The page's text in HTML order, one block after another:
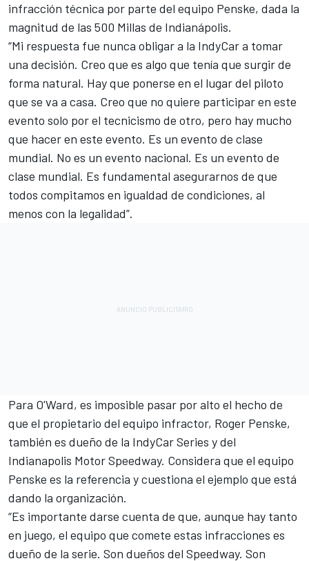
infracción técnica por parte del equipo Penske, dada la
magnitud de las 500 Millas de Indianápolis.
“Mi respuesta fue nunca obligar a la IndyCar a tomar
una decisión. Creo que es algo que tenía que surgir de
forma natural. Hay que ponerse en el lugar del piloto
que se va a casa. Creo que no quiere participar en este
evento solo por el tecnicismo de otro, pero hay mucho
que hacer en este evento. Es un evento de clase
mundial. No es un evento nacional. Es un evento de
clase mundial. Es fundamental asegurarnos de que
todos compitamos en igualdad de condiciones, al
menos con la legalidad”.
Para O'Ward, es imposible pasar por alto el hecho de
que el propietario del equipo infractor, Roger Penske,
también es dueño de la IndyCar Series y del
Indianapolis Motor Speedway. Considera que el equipo
Penske es la referencia y cuestiona el ejemplo que está
dando la organización.
“Es importante darse cuenta de que, aunque hay tanto
en juego, el equipo que comete estas infracciones es
dueño de la serie. Son dueños del Speedway. Son